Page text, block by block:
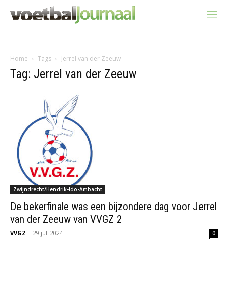
Home Tags Jerrel van der Zeeuw
Tag: Jerrel van der Zeeuw
Zwijndrecht/Hendrik-Ido-Ambacht
De bekerfinale was een bijzondere dag voor Jerrel
van der Zeeuw van VVGZ 2
VVGZ - 29 juli 2024 0